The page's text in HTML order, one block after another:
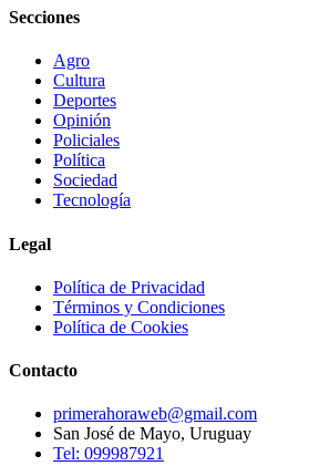
Secciones
Agro
Cultura
Deportes
Opinión
Policiales
Política
Sociedad
Tecnología
Legal
Política de Privacidad
Términos y Condiciones
Política de Cookies
Contacto
primerahoraweb@gmail.com
San José de Mayo, Uruguay
Tel: 099987921